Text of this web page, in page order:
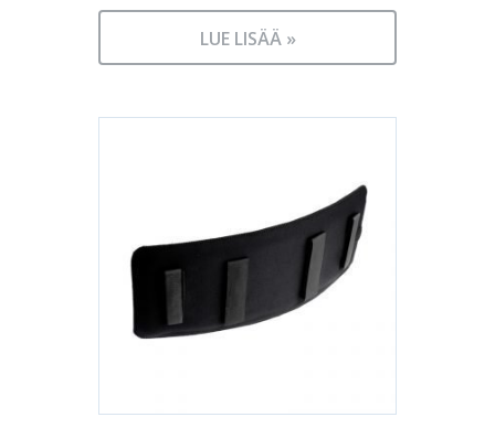
LUE LISÄÄ »